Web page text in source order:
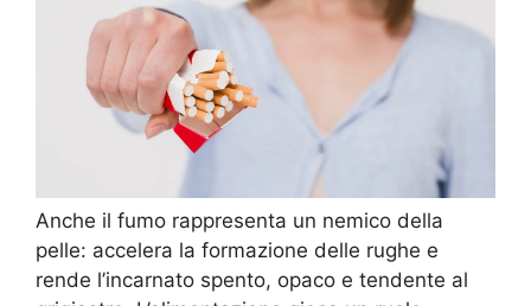
Anche il fumo rappresenta un nemico della
pelle: accelera la formazione delle rughe e
rende l’incarnato spento, opaco e tendente al